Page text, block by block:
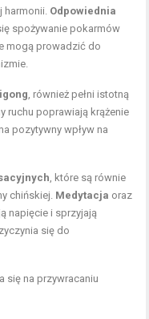
Odpowiednia
spożywanie pokarmów
mogą prowadzić do
, również pełni istotną
ruchu poprawiają krążenie
pozytywny wpływ na
, które są równie
chińskiej. Medytacja oraz
napięcie i sprzyjają
się do
się na przywracaniu